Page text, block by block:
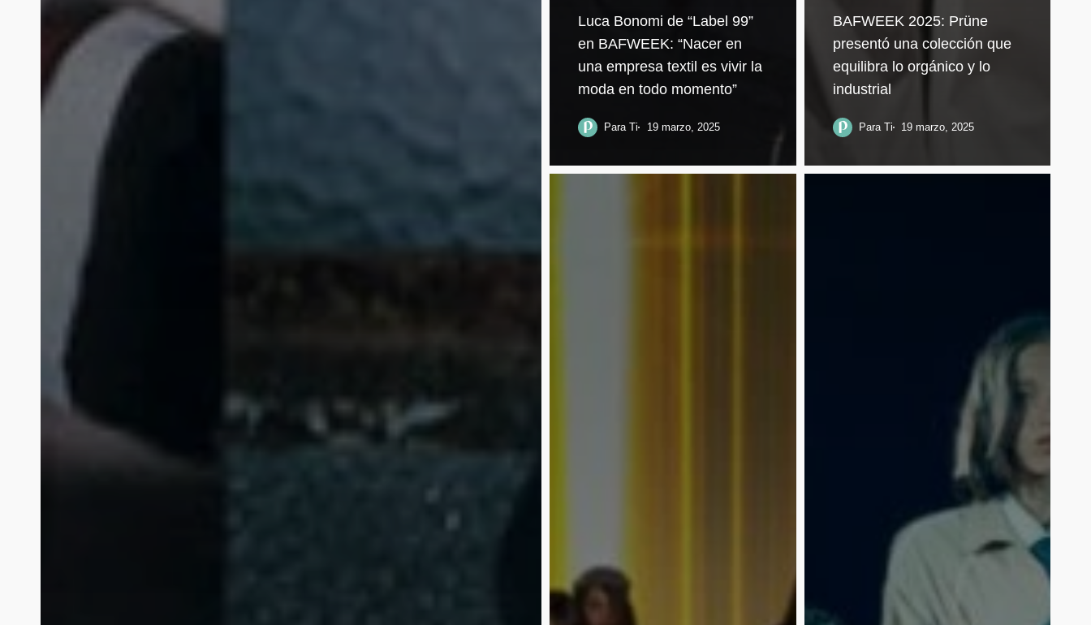
Luca Bonomi de “Label 99”
en BAFWEEK: “Nacer en
una empresa textil es vivir la
moda en todo momento”
Para Ti 19 marzo, 2025
BAFWEEK 2025: Prüne
presentó una colección que
equilibra lo orgánico y lo
industrial
Para Ti 19 marzo, 2025